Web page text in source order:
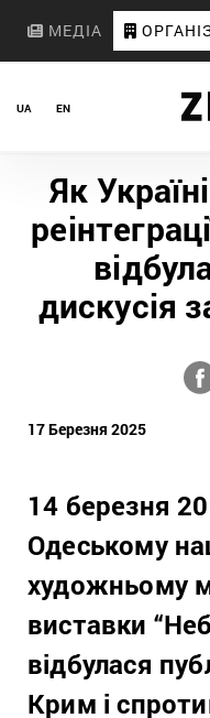
МЕДІА
UA EN
Як
дискусія
17 Березня 2025
14 березня
Одеському
художньому
виставки
відбулася
Крим і